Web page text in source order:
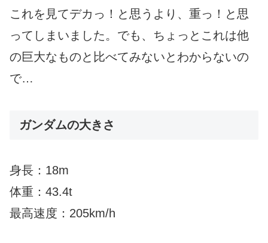
これを見てデカっ！と思うより、重っ！と思
ってしまいました。でも、ちょっとこれは他
の巨大なものと比べてみないとわからないの
で…
ガンダムの大きさ
身長：18m
体重：43.4t
最高速度：205km/h